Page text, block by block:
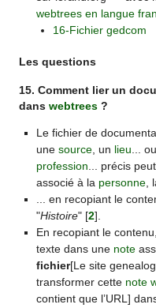
webtrees en langue
16-Fichier gedcom
Les questions
15. Comment lier un
danswebtrees ?
Le fichier de
une source, un lieu...
profession... précis
associé à la personne,
... en recopiant le
"Histoire"[2].
En recopiant le
texte dans une note
fichier[Le site
transformer cette note
contient que l’URL]